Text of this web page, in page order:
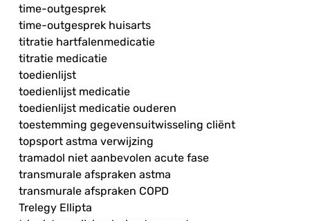
time-outgesprek
time-outgesprek huisarts
titratie hartfalenmedicatie
titratie medicatie
toedienlijst
toedienlijst medicatie
toedienlijst medicatie ouderen
toestemming gegevensuitwisseling cliënt
topsport astma verwijzing
tramadol niet aanbevolen acute fase
transmurale afspraken astma
transmurale afspraken COPD
Trelegy Ellipta